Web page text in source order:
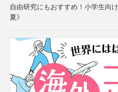
自由研究にもおすすめ！小学生向
夏》